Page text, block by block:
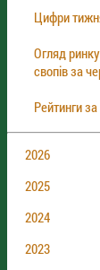
Цифри
Огляд
свопів за
Рейтинги
2026
2025
2024
2023